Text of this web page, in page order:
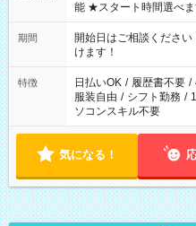
能 ★スタート時間選べ
20:00 など 残業なし！ ※Wワークの場合、他のお仕事と合わせ
週40時間超の就業はご
間以上勤務は社会保険
（日雇い派遣の原則禁
案内が難しい場合があり
期間
開始日はご相談くださ
けます！
特徴 日払いOK / 履歴書不要 /
服装自由 / シフト勤務 /
ソコンスキル不要
気になる！